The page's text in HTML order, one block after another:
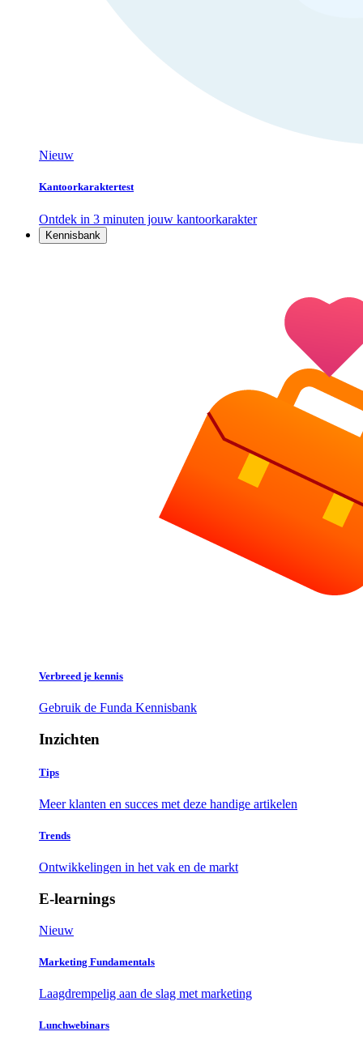
Nieuw
Kantoorkaraktertest
Ontdek in 3 minuten jouw kantoorkarakter
Kennisbank
Verbreed je kennis
Gebruik de Funda Kennisbank
Inzichten
Tips
Meer klanten en succes met deze handige artikelen
Trends
Ontwikkelingen in het vak en de markt
E-learnings
Nieuw
Marketing Fundamentals
Laagdrempelig aan de slag met marketing
Lunchwebinars